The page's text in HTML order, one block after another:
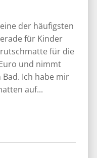
der häufigsten
für Kinder
für die
und nimmt
Ich habe mir
auf...